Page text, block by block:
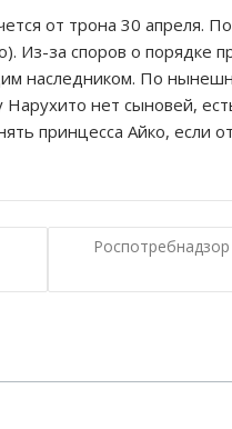
от трона 30 апреля.
Из-за споров о порядке
наследником. По
нет сыновей,
принцесса Айко, если